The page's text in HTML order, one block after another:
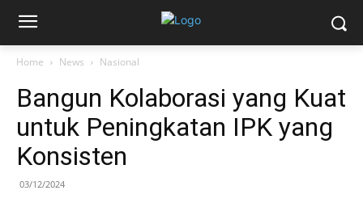
Home News Nasional
Bangun Kolaborasi yang Kuat
untuk Peningkatan IPK yang
Konsisten
03/12/2024